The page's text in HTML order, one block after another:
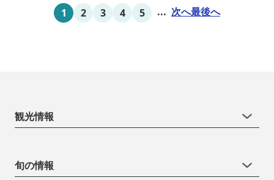
1 2 3 4 5 ... 次へ最後へ
観光情報
旬の情報